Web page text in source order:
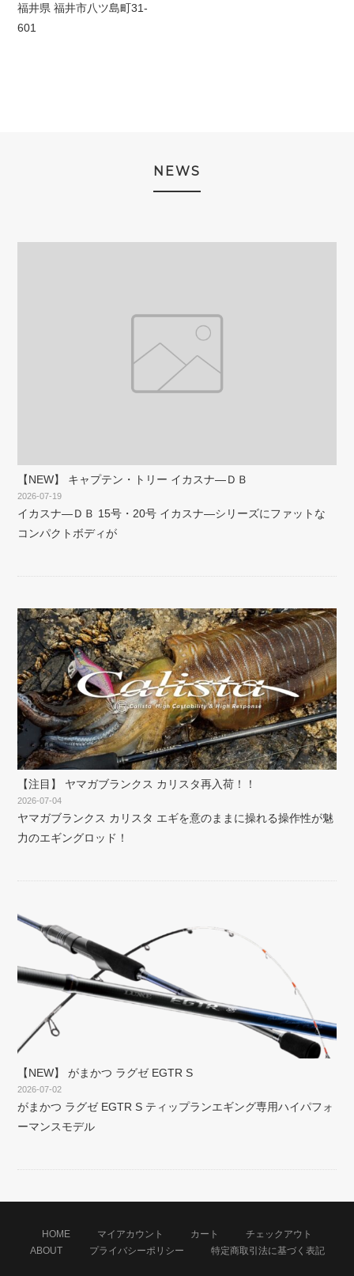
福井県 福井市八ツ島町31-
601
NEWS
【NEW】 キャプテン・トリー イカスナ―ＤＢ
2026-07-19
イカスナ―ＤＢ 15号・20号 イカスナ―シリーズにファットな
コンパクトボディが
【注目】 ヤマガブランクス カリスタ再入荷！！
2026-07-04
ヤマガブランクス カリスタ エギを意のままに操れる操作性が魅
力のエギングロッド！
【NEW】 がまかつ ラグゼ EGTR S
2026-07-02
がまかつ ラグゼ EGTR S ティップランエギング専用ハイパフォ
ーマンスモデル
HOME マイアカウント カート
チェックアウト
ABOUT
プライバシーポリシー 特定商取引法に基づく表記